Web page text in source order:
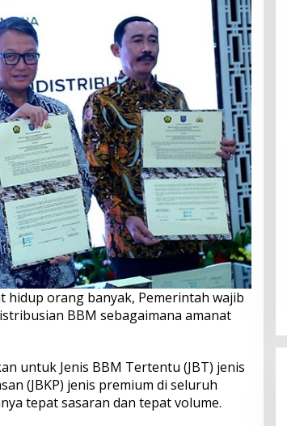
hidup orang banyak, Pemerintah wajib
BBM sebagaimana amanat
untuk Jenis BBM Tertentu (JBT) jenis
(JBKP) jenis premium di seluruh
tepat sasaran dan tepat volume.